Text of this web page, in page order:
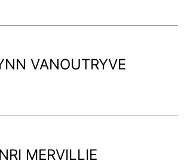
VANOUTRYVE
MERVILLIE